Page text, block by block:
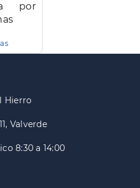
por
Hierro
Valverde
8:30 a 14:00